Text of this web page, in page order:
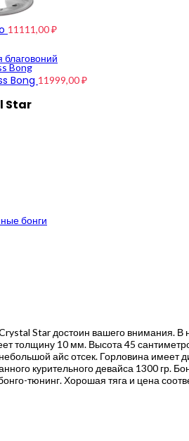
благовоний
11111,00₽
Bong 11999,00₽
Star
бонги
Star достоин вашего внимания.
толщину 10 мм. Высота 45
айс отсек. Горловина
курительного девайса 1300 гр.
тюнинг. Хорошая тяга и цена